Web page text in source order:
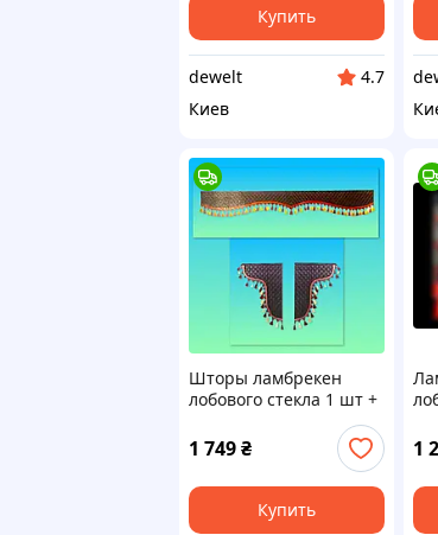
Купить
dewelt
4.7
Киев
Шторы ламбрекен
лобового стекла 1 шт +
ГАЗ-3307
1 749₴
Купить
1